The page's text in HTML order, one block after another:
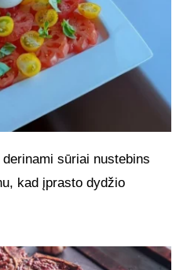
sūriai nustebins
kad įprasto dydžio